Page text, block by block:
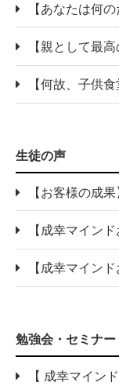
【あなたは何
【親として最
【何故、子供
生徒の声
【お客様の成果
【成幸マイン
【成幸マイン
勉強会・セミナー
【 成幸マイン